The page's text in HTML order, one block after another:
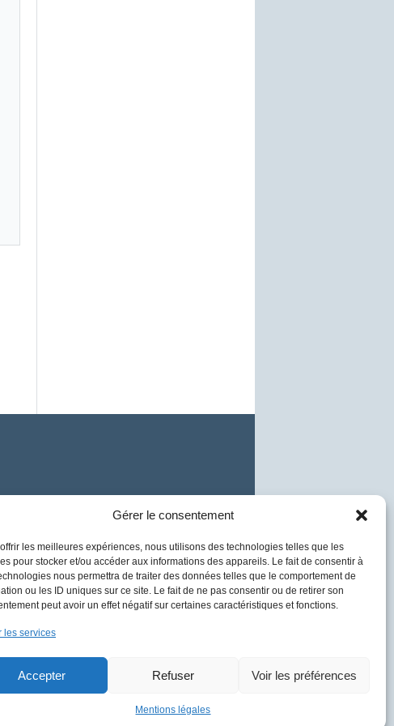
Gérer le consentement
les meilleures expériences, nous utilisons des technologies telles que les
pour stocker et/ou accéder aux informations des appareils. Le fait de consentir à
nous permettra de traiter des données telles que le comportement de
ou les ID uniques sur ce site. Le fait de ne pas consentir ou de retirer son
peut avoir un effet négatif sur certaines caractéristiques et fonctions.
les services
Accepter Refuser Voir les préférences
Mentions légales